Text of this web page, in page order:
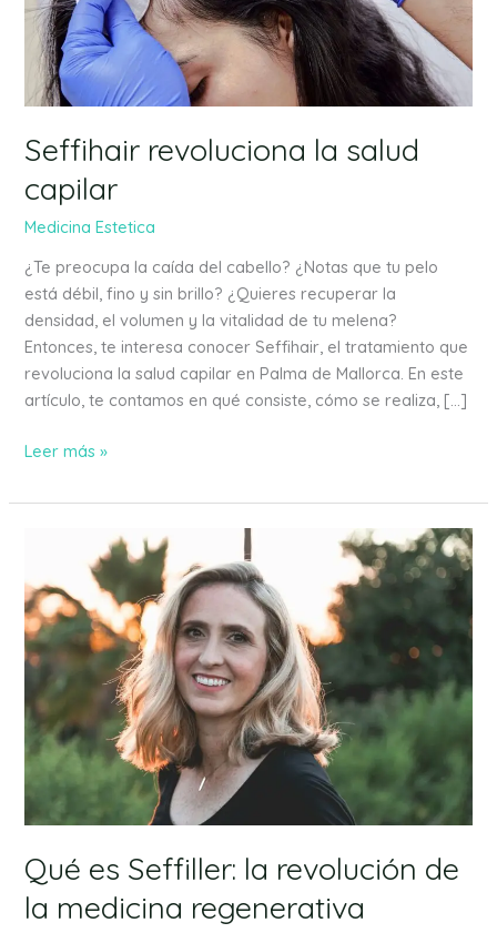
Seffihair revoluciona la salud
capilar
Medicina Estetica
¿Te preocupa la caída del cabello? ¿Notas que tu pelo
está débil, fino y sin brillo? ¿Quieres recuperar la
densidad, el volumen y la vitalidad de tu melena?
Entonces, te interesa conocer Seffihair, el tratamiento que
revoluciona la salud capilar en Palma de Mallorca. En este
artículo, te contamos en qué consiste, cómo se realiza, […]
Leer más »
Qué es Seffiller: la revolución de
la medicina regenerativa
Seffiller:
la
revolución
de
la
medicina
regenerativa